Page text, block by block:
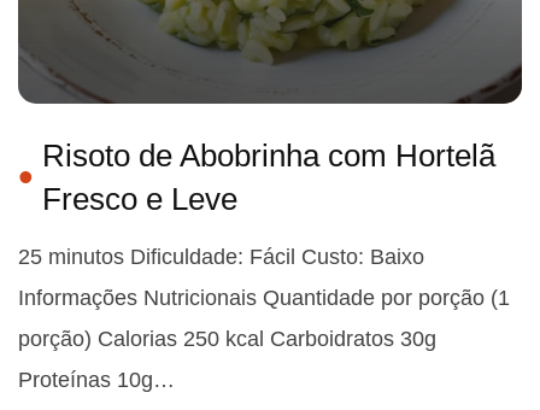
Risoto de Abobrinha com Hortelã
Fresco e Leve
25 minutos Dificuldade: Fácil Custo: Baixo
Informações Nutricionais Quantidade por porção (1
porção) Calorias 250 kcal Carboidratos 30g
Proteínas 10g…